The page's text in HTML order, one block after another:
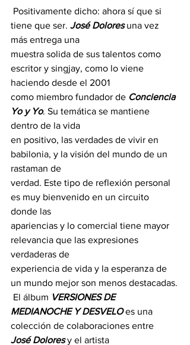
tiene que ser. José Dolores una vez
más entrega una
muestra solida de sus talentos como
escritor y singjay, como lo viene
haciendo desde el 2001
como miembro fundador de Conciencia
Yo y Yo. Su temática se mantiene
dentro de la vida
en positivo, las verdades de vivir en
babilonia, y la visión del mundo de un
rastaman de
verdad. Este tipo de reflexión personal
es muy bienvenido en un circuito
donde las
apariencias y lo comercial tiene mayor
relevancia que las expresiones
verdaderas de
experiencia de vida y la esperanza de
un mundo mejor son menos destacadas.
El álbum VERSIONES DE
MEDIANOCHE Y DESVELO es una
colección de colaboraciones entre
José Dolores y el artista